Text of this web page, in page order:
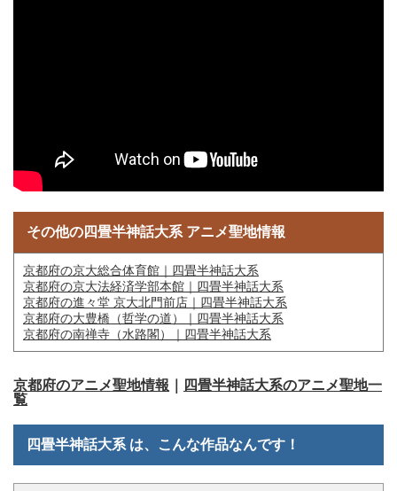
その他の四畳半神話大系 アニメ聖地情報
京都府の京大総合体育館｜四畳半神話大系
京都府の京大法経済学部本館｜四畳半神話大系
京都府の進々堂 京大北門前店｜四畳半神話大系
京都府の大豊橋（哲学の道）｜四畳半神話大系
京都府の南禅寺（水路閣）｜四畳半神話大系
京都府のアニメ聖地情報
四畳半神話大系のアニメ聖地一
覧
四畳半神話大系 は、こんな作品なんです！